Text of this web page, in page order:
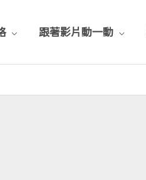
跟著影片動一動